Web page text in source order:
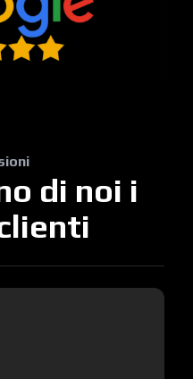
di noi i